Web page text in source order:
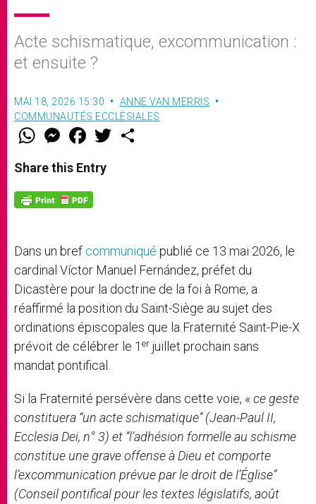
Acte schismatique, excommunication :
et ensuite ?
MAI 18, 2026 15:30
ANNE VAN MERRIS
COMMUNAUTÉS ECCLÉSIALES
W
t
s
p
p
M
e
s
e
g
e
F
a
e
b
o
k
w
Share this Entry
Dans un bref communiqué publié ce 13 mai 2026, le
cardinal Víctor Manuel Fernández, préfet du
Dicastère pour la doctrine de la foi à Rome, a
réaffirmé la position du Saint-Siège au sujet des
ordinations épiscopales que la Fraternité Saint-Pie-X
prévoit de célébrer le 1 er juillet prochain sans
mandat pontifical.
Si la Fraternité persévère dans cette voie, « ce geste
constituera “un acte schismatique” (Jean-Paul II,
Ecclesia Dei, n° 3) et “l’adhésion formelle au schisme
constitue une grave offense à Dieu et comporte
l’excommunication prévue par le droit de l’Église”
(Conseil pontifical pour les textes législatifs, août